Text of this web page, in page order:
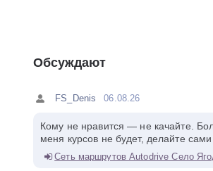
Обсуждают
FS_Denis 06.08.26
Кому не нравится — не качайте.
меня курсов не будет, делайте сами
Сеть маршрутов Autodrive Село